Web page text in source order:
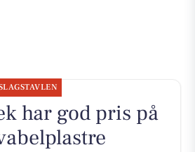
har god pris på